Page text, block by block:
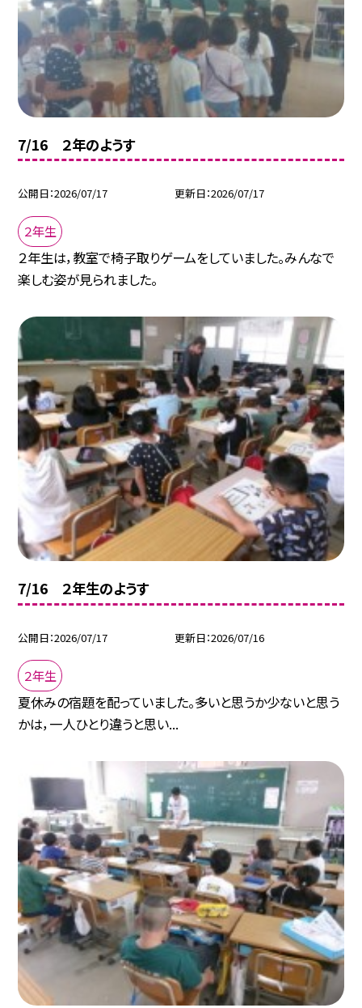
7/16 ２年のようす
公開日 2026/07/17 更新日 2026/07/17
２年生
２年生は，教室で椅子取りゲームをしていました。みんなで
楽しむ姿が見られました。
7/16 ２年生のようす
公開日 2026/07/17 更新日 2026/07/16
２年生
夏休みの宿題を配っていました。多いと思うか少ないと思う
かは，一人ひとり違うと思い...